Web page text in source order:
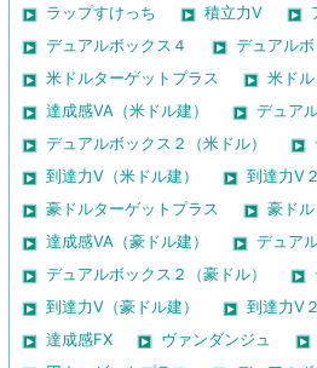
ラップすけっち
積立力V
デュアルボックス４
デュアル
米ドルターゲットプラス
米ド
達成感VA（米ドル建）
デュア
デュアルボックス２（米ドル）
到達力V（米ドル建）
到達力V
豪ドルターゲットプラス
豪ド
達成感VA（豪ドル建）
デュア
デュアルボックス２（豪ドル）
到達力V（豪ドル建）
到達力V
達成感FX
ヴァンダンジュ